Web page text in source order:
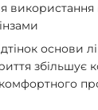
використання
основи
збільшує